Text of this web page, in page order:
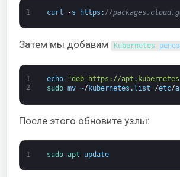
1 curl -s https : //
Затем мы добавим Kubernetes
1
2
echo
"deb https://
sudo mv ~/ kubernetes . list /etc/
После этого обновите узлы:
1 sudo apt update